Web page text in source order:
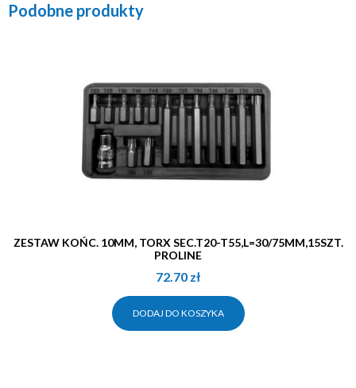
Podobne produkty
ZESTAW KOŃC. 10MM, TORX SEC.T20-T55,L=30/75MM,15SZT.
PROLINE
72.70 zł
DODAJ DO KOSZYKA